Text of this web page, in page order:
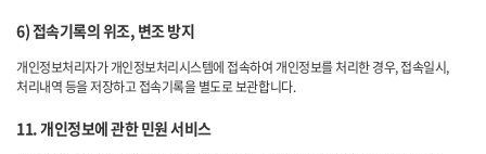
6) 접속기록의 위조, 변조 방지
개인정보처리자가 개인정보처리시스템에 접속하여 개인정보를 처리한 경우, 접속일시,
처리내역 등을 저장하고 접속기록을 별도로 보관합니다.
11. 개인정보에 관한 민원 서비스